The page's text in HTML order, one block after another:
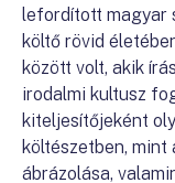
lefordított magyar
költő rövid
között volt, akik
irodalmi kultusz
kiteljesítőjeként
költészetben, mint
ábrázolása,